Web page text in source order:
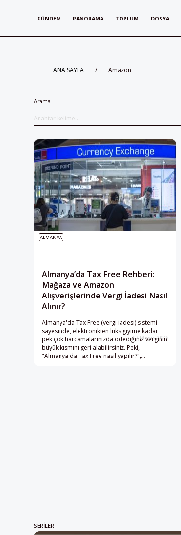
GÜNDEM PANORAMA TOPLUM DOSYA
ANA SAYFA / Amazon
Arama
Almanya’da Tax Free Rehberi:
Mağaza ve Amazon
Alışverişlerinde Vergi İadesi Nasıl
Alınır?
Almanya'da Tax Free (vergi iadesi) sistemi
sayesinde, elektronikten lüks giyime kadar
pek çok harcamalarınızda ödediğiniz verginin
büyük kısmını geri alabilirsiniz. Peki,
"Almanya'da Tax Free nasıl yapılır?",
ALMANYA
13 Mayıs 2026
SERILER